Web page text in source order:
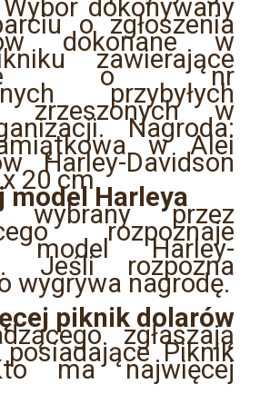
dokonywany
o zgłoszenia
dokonane w
zawierające
o nr
przybyłych
zrzeszonych w
Nagroda:
w Alei
Harley-Davidson
20 cm
model Harleya
wybrany przez
rozpoznaje
model Harley-
Jeśli rozpozna
wygrywa nagrodę.
piknik dolarów
zgłaszają
Piknik
ma najwięcej